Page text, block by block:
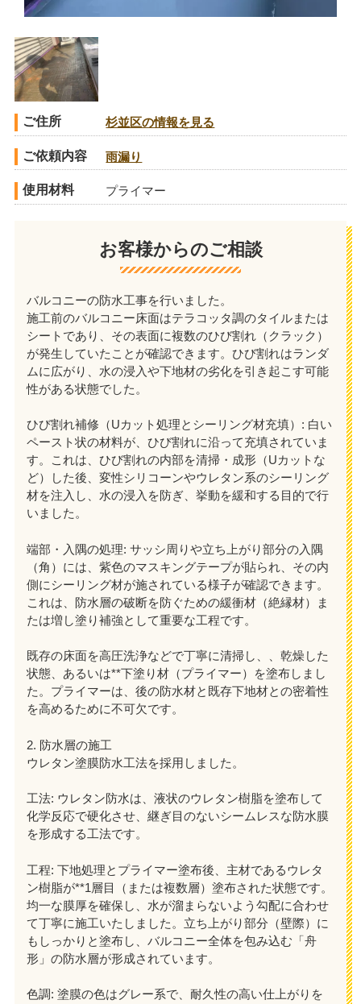
ご住所 杉並区の情報を見る
ご依頼内容 雨漏り
使用材料 プライマー
お客様からのご相談
バルコニーの防水工事を行いました。
施工前のバルコニー床面はテラコッタ調のタイルまたは
シートであり、その表面に複数のひび割れ（クラック）
が発生していたことが確認できます。ひび割れはランダ
ムに広がり、水の浸入や下地材の劣化を引き起こす可能
性がある状態でした。
ひび割れ補修（Uカット処理とシーリング材充填）: 白い
ペースト状の材料が、ひび割れに沿って充填されていま
す。これは、ひび割れの内部を清掃・成形（Uカットな
ど）した後、変性シリコーンやウレタン系のシーリング
材を注入し、水の浸入を防ぎ、挙動を緩和する目的で行
いました。
端部・入隅の処理: サッシ周りや立ち上がり部分の入隅
（角）には、紫色のマスキングテープが貼られ、その内
側にシーリング材が施されている様子が確認できます。
これは、防水層の破断を防ぐための緩衝材（絶縁材）ま
たは増し塗り補強として重要な工程です。
既存の床面を高圧洗浄などで丁寧に清掃し、、乾燥した
状態、あるいは**下塗り材（プライマー）を塗布しまし
た。プライマーは、後の防水材と既存下地材との密着性
を高めるために不可欠です。
2. 防水層の施工
ウレタン塗膜防水工法を採用しました。
工法: ウレタン防水は、液状のウレタン樹脂を塗布して
化学反応で硬化させ、継ぎ目のないシームレスな防水膜
を形成する工法です。
工程: 下地処理とプライマー塗布後、主材であるウレタ
ン樹脂が**1層目（または複数層）塗布された状態です。
均一な膜厚を確保し、水が溜まらないよう勾配に合わせ
て丁寧に施工いたしました。立ち上がり部分（壁際）に
もしっかりと塗布し、バルコニー全体を包み込む「舟
形」の防水層が形成されています。
色調: 塗膜の色はグレー系で、耐久性の高い仕上がりを